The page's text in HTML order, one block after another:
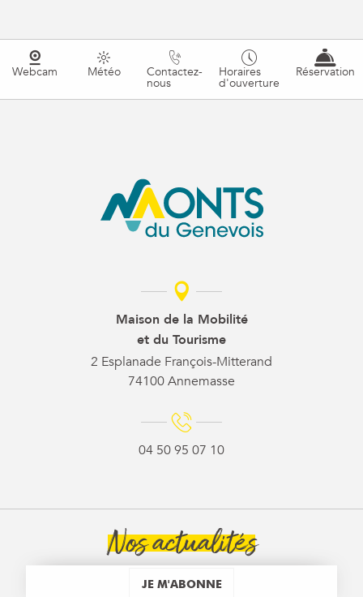
Webcam Météo Contactez-
nous
Horaires
d'ouverture
Réservation
Maison de la Mobilité
et du Tourisme
2 Esplanade François-Mitterand
74100 Annemasse
04 50 95 07 10
Nos actualités
JE M'ABONNE